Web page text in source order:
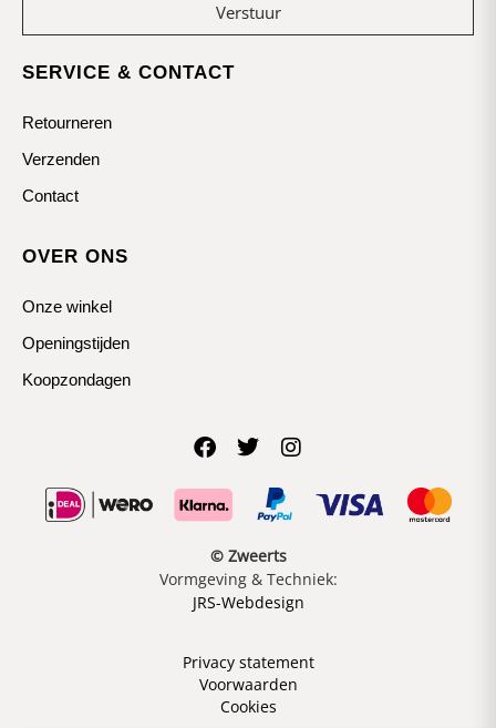
Verstuur
SERVICE & CONTACT
Retourneren
Verzenden
Contact
OVER ONS
Onze winkel
Openingstijden
Koopzondagen
© Zweerts
Vormgeving & Techniek:
JRS-Webdesign
Privacy statement
Voorwaarden
Cookies